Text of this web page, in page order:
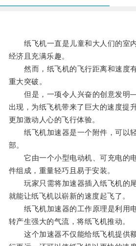
纸飞机一直是儿童和大人们的室内
经济且充满乐趣。
然而，纸飞机的飞行距离和速度
重大突破。
但是，一项令人兴奋的创意发明
出现，为纸飞机带来了巨大的速度提
更加激动人心的飞行体验。
纸飞机加速器是一个附件，可以
部。
它由一个小型电动机、可充电的
件组成，重量轻巧且易于安装。
玩家只需将加速器插入纸飞机的尾
就能让纸飞机以崭新的速度起飞了。
纸飞机加速器的工作原理是利用
转产生强大的气流，将纸飞机推动。
这个加速器不仅能给纸飞机提供